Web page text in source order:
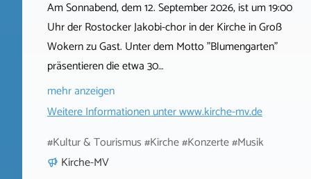
Am Sonnabend, dem 12. September 2026, ist um 19:00
Uhr der Rostocker Jakobi-chor in der Kirche in Groß
Wokern zu Gast. Unter dem Motto "Blumengarten"
präsentieren die etwa 30…
mehr anzeigen
Weitere Informationen unterwww.kirche-mv.de
#Kultur & Tourismus #Kirche #Konzerte #Musik
Kirche-MV